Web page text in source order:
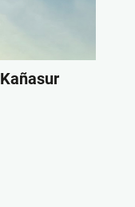
Kañasur